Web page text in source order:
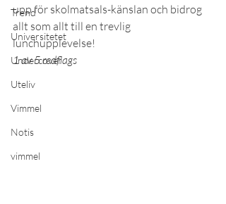
Trend
Universitetet
Undercover
Uteliv
Vimmel
Notis
vimmel
upp för skolmatsals-känslan och bidrog
allt som allt till en trevlig
lunchupplevelse!
1 av 5 redflags